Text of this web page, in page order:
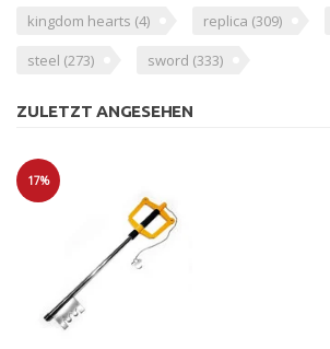
kingdom hearts (4) replica (309)
steel (273) sword (333)
ZULETZT ANGESEHEN
17%